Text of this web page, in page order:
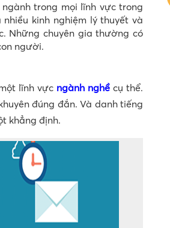
trong mọi lĩnh vực trong
kinh nghiệm lý thuyết và
Những chuyên gia thường có
người.
lĩnh vực ngành nghề cụ thể.
đúng đắn. Và danh tiếng
khẳng định.